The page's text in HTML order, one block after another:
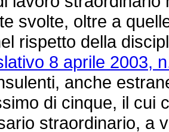
svolte, oltre a
rispetto della
8 aprile 2003,
anche
di cinque, il cui
straordinario, a